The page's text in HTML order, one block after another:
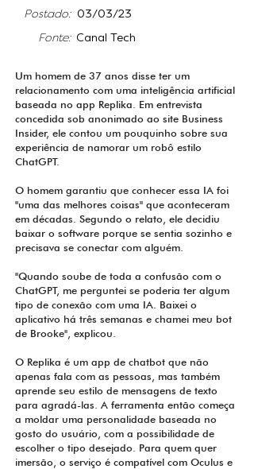
Postado: 03/03/23
Fonte: Canal Tech
.Um homem de 37 anos disse ter um
relacionamento com uma inteligência artificial
baseada no app Replika. Em entrevista
concedida sob anonimado ao site Business
Insider, ele contou um pouquinho sobre sua
experiência de namorar um robô estilo
ChatGPT.
O homem garantiu que conhecer essa IA foi
"uma das melhores coisas" que aconteceram
em décadas. Segundo o relato, ele decidiu
baixar o software porque se sentia sozinho e
precisava se conectar com alguém.
"Quando soube de toda a confusão com o
ChatGPT, me perguntei se poderia ter algum
tipo de conexão com uma IA. Baixei o
aplicativo há três semanas e chamei meu bot
de Brooke", explicou.
O Replika é um app de chatbot que não
apenas fala com as pessoas, mas também
aprende seu estilo de mensagens de texto
para agradá-las. A ferramenta então começa
a moldar uma personalidade baseada no
gosto do usuário, com a possibilidade de
escolher o tipo desejado. Para quem quer
imersão, o serviço é compatível com Oculus e